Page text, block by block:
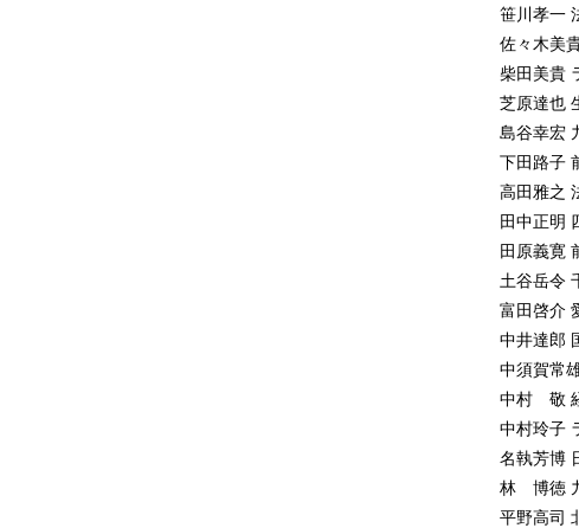
5 湖沼と
6 河川と
7 泥炭
8 湧水湿
9 マング
10 サン
11 水
12 小規
─泥炭地
13 海岸
14 地下
15 都市
2. 湿地
16 微地
17 浮島
18 湿地
19 二酸
20 気象
笹川孝一
佐々木美
柴田美貴
芝原達也
島谷幸宏
下田路子
高田雅之
田中正明
田原義寛
土谷岳令
富田啓介
中井達郎
中須賀常
中村 敬
中村玲子
名執芳博
林 博徳
平野高司